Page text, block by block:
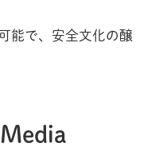
能で、安全文化の醸